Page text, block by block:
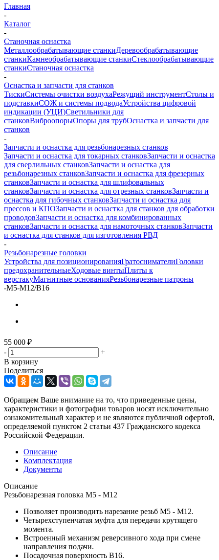
Главная
-
Каталог
-
Станочная оснастка
Металлообрабатывающие станкиДеревообрабатывающие
станкиКамнеобрабатывающие станкиСтеклообрабатывающие
станкиСтаночная оснастка
-
Оснастка и запчасти для станков
ТискиСистемы очистки воздухаРежущий инструментСтолы и
подставкиСОЖ и системы подводаУстройства цифровой
индикации (УЦИ)Светильники для
станковВиброопорыОпоры для трубОснастка и запчасти для
станков
-
Запчасти и оснастка для резьбонарезных станков
Запчасти и оснастка для токарных станковЗапчасти и оснастка
для сверлильных станковЗапчасти и оснастка для
резьбонарезных станковЗапчасти и оснастка для фрезерных
станковЗапчасти и оснастка для шлифовальных
станковЗапчасти и оснастка для отрезных станковЗапчасти и
оснастка для гибочных станковЗапчасти и оснастка для
прессов и КПОЗапчасти и оснастка для станков для обработки
проводовЗапчасти и оснастка для комбинированных
станковЗапчасти и оснастка для намоточных станковЗапчасти
и оснастка для станков для изготовления РВД
-
Резьбонарезные головки
Устройства для позиционированияГратоснимателиГоловки
предохранительныеХодовые винтыПлиты к
верстакуМагнитные основанияРезьбонарезные патроны
-M5-M12/B16
55 000 ₽
-
+
В корзину
Поделиться
Обращаем Ваше внимание на то, что приведенные цены,
характеристики и фотографии товаров носят исключительно
ознакомительный характер и не являются публичной офертой,
определяемой пунктом 2 статьи 437 Гражданского кодекса
Российской Федерации.
Описание
Комплектация
Документы
Описание
Резьбонарезная головка М5 - М12
Позволяет производить нарезание резьб М5 - М12.
Четырехступенчатая муфта для передачи крутящего
момента.
Встроенный механизм реверсивного хода при смене
направления подачи.
Посадочная поверхность В16.